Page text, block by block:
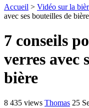
Accueil > Vidéo sur la
avec ses bouteilles de bière
7 conseils
verres avec
bière
8 435 views Thomas 25